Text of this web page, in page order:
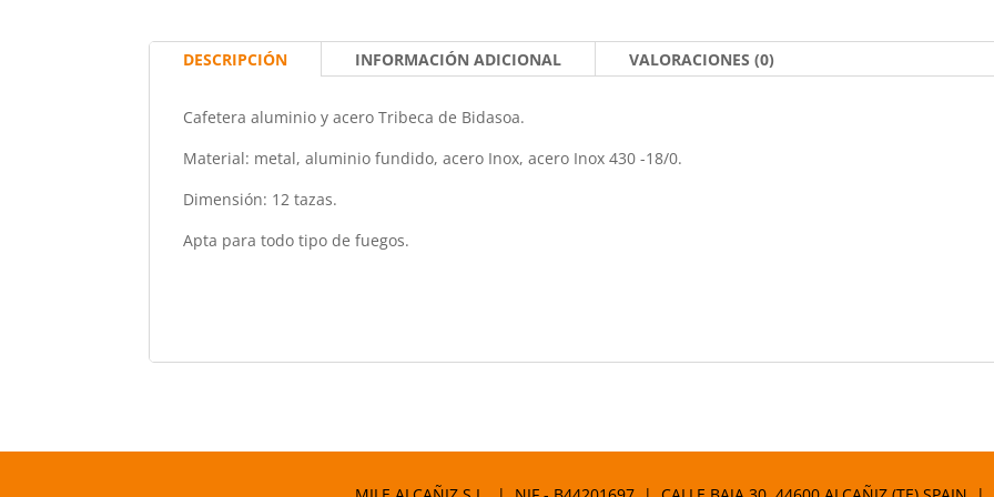
DESCRIPCIÓN INFORMACIÓN ADICIONAL VALORACIONES (0)
Cafetera aluminio y acero Tribeca de Bidasoa.
Material: metal, aluminio fundido, acero Inox, acero Inox 430 -18/0.
Dimensión: 12 tazas.
Apta para todo tipo de fuegos.